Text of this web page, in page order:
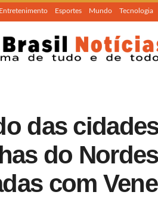
Entretenimento Esportes Mundo Tecnologia
das
do
com